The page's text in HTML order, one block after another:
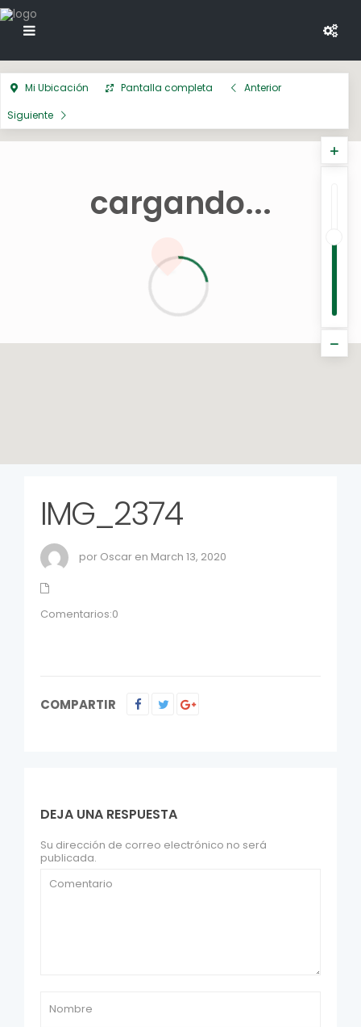
cargando...
Mi Ubicación Pantalla completa
Anterior
Siguiente
IMG_2374
por Oscar en March 13, 2020
Comentarios:0
COMPARTIR
DEJA UNA RESPUESTA
Su dirección de correo electrónico no será
publicada.